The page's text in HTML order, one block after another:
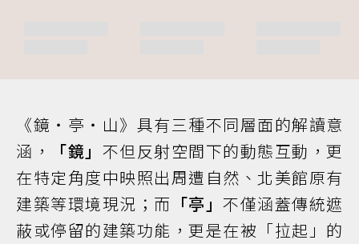
《鏡・亭・山》具有三種不同層面的解讀意
涵，
「鏡」 不但反射空間下的動態互動，更
在特定角度中映照出周遭自然、北美館原有
建築等環境現況；而 「亭」 不僅涵蓋傳統遮
蔽或停留的建築功能，更是在被「拉起」的